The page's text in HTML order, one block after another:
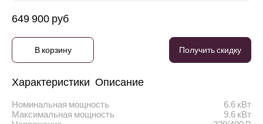
649 900 руб
В корзину Получить скидку
Характеристики Описание
Номинальная мощность
6.6 кВт
Максимальная мощность
9.6 кВт